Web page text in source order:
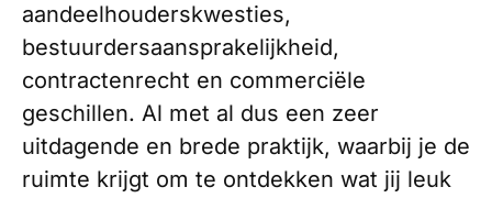
aandeelhouderskwesties,
bestuurdersaansprakelijkheid,
contractenrecht en commerciële
geschillen. Al met al dus een zeer
uitdagende en brede praktijk, waarbij je de
ruimte krijgt om te ontdekken wat jij leuk